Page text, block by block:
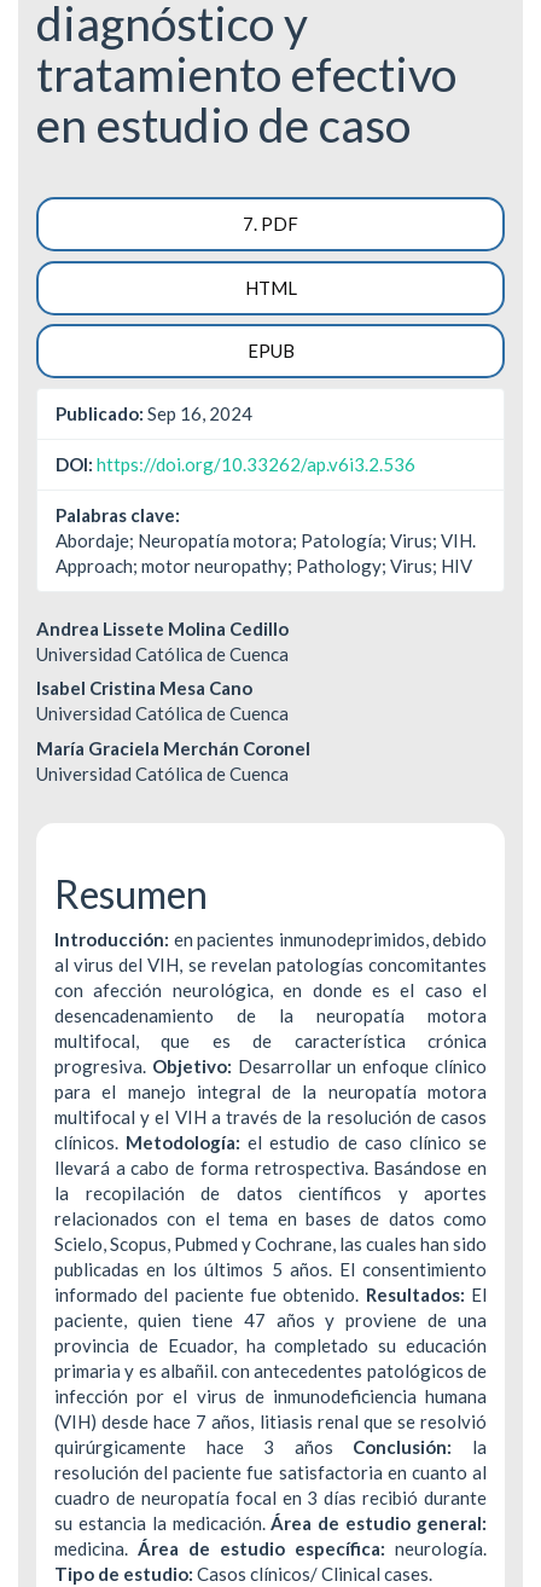
diagnóstico y
tratamiento efectivo
en estudio de caso
Barra
lateral
del
artículo
7. PDF
HTML
EPUB
Publicado: Sep 16, 2024
DOI: https://doi.org/10.33262/ap.v6i3.2.536
Palabras clave:
Abordaje; Neuropatía motora; Patología; Virus; VIH.
Approach; motor neuropathy; Pathology; Virus; HIV
Contenido
principal
del
artículo
Andrea Lissete Molina Cedillo
Universidad Católica de Cuenca
Isabel Cristina Mesa Cano
Universidad Católica de Cuenca
María Graciela Merchán Coronel
Universidad Católica de Cuenca
Resumen
Introducción: en pacientes inmunodeprimidos, debido
al virus del VIH, se revelan patologías concomitantes
con afección neurológica, en donde es el caso el
desencadenamiento de la neuropatía motora
multifocal, que es de característica crónica
progresiva. Objetivo: Desarrollar un enfoque clínico
para el manejo integral de la neuropatía motora
multifocal y el VIH a través de la resolución de casos
clínicos. Metodología:el estudio de caso clínico se
llevará a cabo de forma retrospectiva. Basándose en
la recopilación de datos científicos y aportes
relacionados con el tema en bases de datos como
Scielo, Scopus, Pubmed y Cochrane, las cuales han sido
publicadas en los últimos 5 años. El consentimiento
informado del paciente fue obtenido. Resultados: El
paciente, quien tiene 47 años y proviene de una
provincia de Ecuador, ha completado su educación
primaria y es albañil. con antecedentes patológicos de
infección por el virus de inmunodeficiencia humana
(VIH) desde hace 7 años, litiasis renal que se resolvió
quirúrgicamente hace 3 años Conclusión: la
resolución del paciente fue satisfactoria en cuanto al
cuadro de neuropatía focal en 3 días recibió durante
su estancia la medicación.Área de estudio general:
medicina. Área de estudio específica: neurología.
Tipo de estudio: Casos clínicos/ Clinical cases.